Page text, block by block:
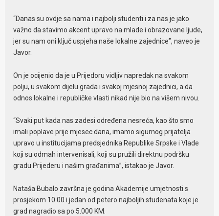
“Danas su ovdje sa nama i najbolji studenti i za nas je jako
važno da stavimo akcent upravo na mlade i obrazovane ljude,
jer su nam oni ključ uspjeha naše lokalne zajednice”, naveo je
Javor.
On je ocijenio da je u Prijedoru vidljiv napredak na svakom
polju, u svakom dijelu grada i svakoj mjesnoj zajednici, a da
odnos lokalne i republičke vlasti nikad nije bio na višem nivou.
“Svaki put kada nas zadesi određena nesreća, kao što smo
imali poplave prije mjesec dana, imamo sigurnog prijatelja
upravo u institucijama predsjednika Republike Srpske i Vlade
koji su odmah intervenisali, koji su pružili direktnu podršku
gradu Prijederu i našim građanima”, istakao je Javor.
Nataša Bubalo završna je godina Akademije umjetnosti s
prosjekom 10.00 i jedan od petero najboljih studenata koje je
grad nagradio sa po 5.000 KM.